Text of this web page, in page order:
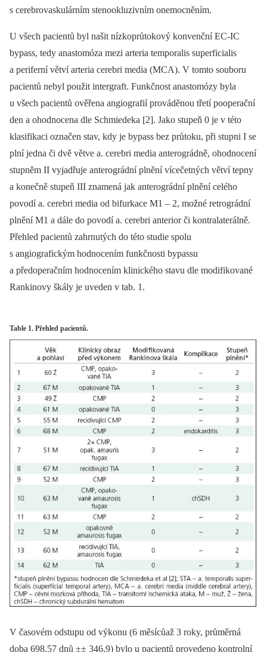
s cerebrovaskulárním stenookluzivním onemocněním.
U všech pacientů byl našit nízkoprůtokový konvenční EC‑IC
bypass, tedy anastomóza mezi arteria temporalis superficialis
a periferní větví arteria cerebri media (MCA). V tomto souboru
pacientů nebyl použit intergraft. Funkčnost anastomózy byla
u všech pacientů ověřena angiografií prováděnou třetí pooperační
den a ohodnocena dle Schmiedeka [2]. Jako stupeň 0 je v této
klasifikaci označen stav, kdy je bypass bez průtoku, při stupni I se
plní jedna či dvě větve a. cerebri media anterográdně, ohodnocení
stupněm II vyjadřuje anterográdní plnění vícečetných větví tepny
a konečně stupeň III znamená jak anterográdní plnění celého
povodí a. cerebri media od bifurkace M1 –⁠ 2, možné retrográdní
plnění M1 a dále do povodí a. cerebri anterior či kontralaterálně.
Přehled pacientů zahrnutých do této studie spolu
s angiografickým hodnocením funkčnosti bypassu
a předoperačním hodnocením klinického stavu dle modifikované
Rankinovy škály je uveden v tab. 1.
Table 1. Přehled pacientů.
V časovém odstupu od výkonu (6 měsícůaž 3 roky, průměrná
doba 698,57 dnů ±± 346,9) bylo u pacientů provedeno kontrolní